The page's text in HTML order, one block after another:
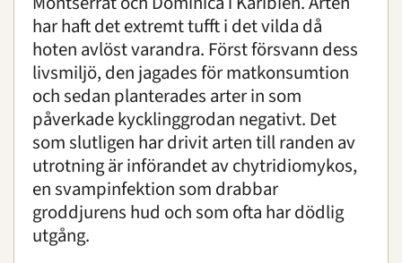
Lemurlövgroda
Pallaskatt
Przewalskis vildhäst
Röd panda
Sisel
Sköldpaddor
SköldpaddsArken
McCords ormhalssköldpadda
Storhuvudsköldpadda
har haft det extremt tufft i det vilda då
hoten avlöst varandra. Först försvann dess
livsmiljö, den jagades för matkonsumtion
och sedan planterades arter in som
påverkade kycklinggrodan negativt. Det
som slutligen har drivit arten till randen av
utrotning är införandet av chytridiomykos,
en svampinfektion som drabbar
groddjurens hud och som ofta har dödlig
utgång.